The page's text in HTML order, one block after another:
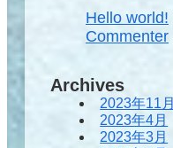
Hello world!
Commenter
Archives
2023年11月
2023年4月
2023年3月